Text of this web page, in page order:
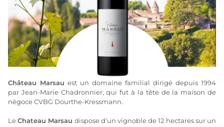
Château Marsau est un domaine familial dirigé depuis 1994
par Jean-Marie Chadronnier, qui fut à la tête de la maison de
négoce CVBG Dourthe-Kressmann.
LeChateau Marsau dispose d’un vignoble de 12 hectares sur un